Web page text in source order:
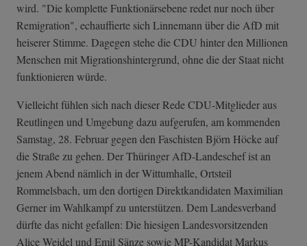
wird. "Die komplette Funktionärsebene redet nur noch über
Remigration", echauffierte sich Linnemann über die AfD mit
heiserer Stimme. Dagegen stehe die CDU hinter den Millionen
Menschen mit Migrationshintergrund, ohne die der Staat nicht
funktionieren würde.
Vielleicht fühlen sich nach dieser Rede CDU-Mitglieder aus
Reutlingen und Umgebung dazu aufgerufen, am kommenden
Samstag, 28. Februar gegen den Faschisten Björn Höcke auf
die Straße zu gehen. Der Thüringer AfD-Landeschef ist an
jenem Abend nämlich in der Wittumhalle, Ortsteil
Rommelsbach, um den dortigen Direktkandidaten Maximilian
Gerner im Wahlkampf zu unterstützen. Dem Landesverband
dürfte das nicht gefallen: Die hiesigen Landesvorsitzenden
Alice Weidel und Emil Sänze sowie MP-Kandidat Markus